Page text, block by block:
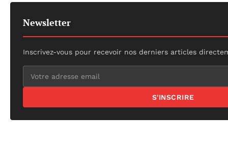
Newsletter
Inscrivez-vous pour recevoir nos derniers articles
S'INSCRIRE